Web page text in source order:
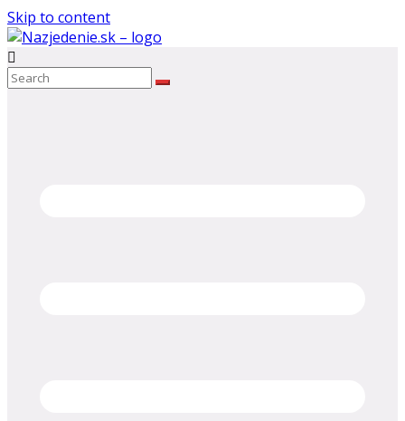
Skip to content